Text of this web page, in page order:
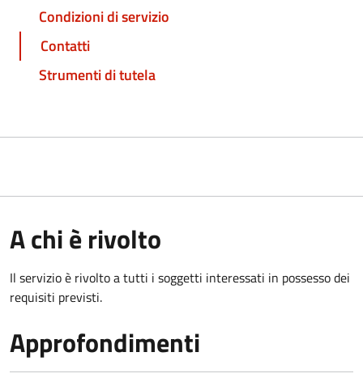
Condizioni di servizio
Contatti
Strumenti di tutela
A chi è rivolto
Il servizio è rivolto a tutti i soggetti interessati in possesso dei
requisiti previsti.
Approfondimenti